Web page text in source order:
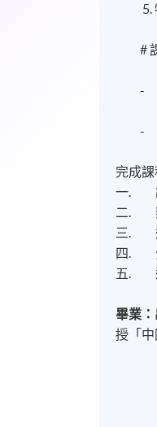
5. 特
# 課
- 中
- 當
完成課
一. 說
二. 辨
三. 通
四. 分
五. 運
畢業：
授「中